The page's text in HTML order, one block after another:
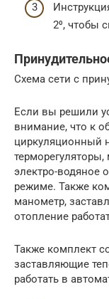
2⁰, чтобы
Схема сети с
Если вы решили
внимание, что к
циркуляционный
электро-водяное
режиме. Также
манометр,
отопление
Также комплект
заставляющие
работать в